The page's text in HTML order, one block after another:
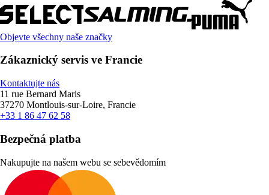
Objevte všechny naše značky
Zákaznický servis ve Francie
Kontaktujte nás
11 rue Bernard Maris
37270 Montlouis-sur-Loire, Francie
+33 1 86 47 62 58
Bezpečná platba
Nakupujte na našem webu se sebevědomím